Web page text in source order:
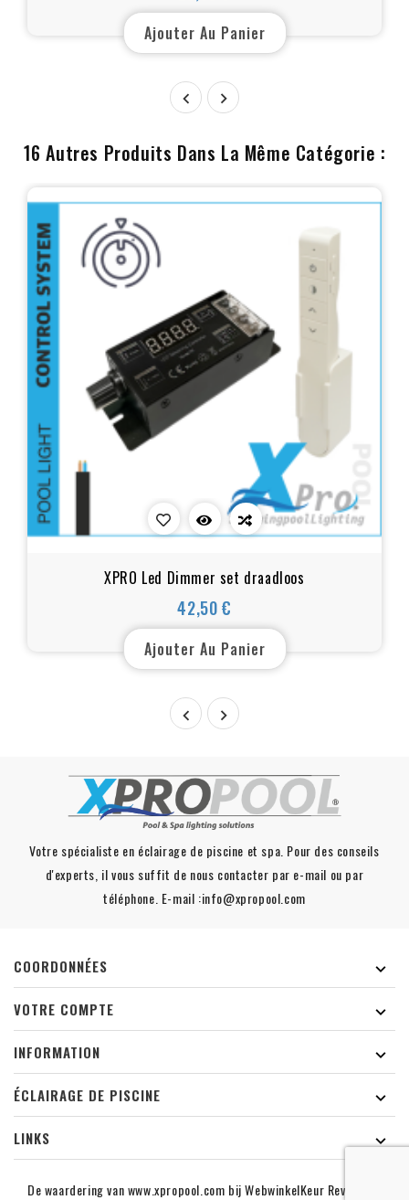
Ajouter Au Panier
 
16 Autres Produits Dans La Même Catégorie :
XPRO Led Dimmer set draadloos
42,50 €
Prix
Ajouter Au Panier
 
Votre spécialiste en éclairage de piscine et spa. Pour des conseils
d'experts, il vous suffit de nous contacter par e-mail ou par
téléphone. E-mail :info@xpropool.com
COORDONNÉES

VOTRE COMPTE

INFORMATION

ÉCLAIRAGE DE PISCINE

LINKS

De waardering van www.xpropool.com bijWebwinkelKeur Reviews